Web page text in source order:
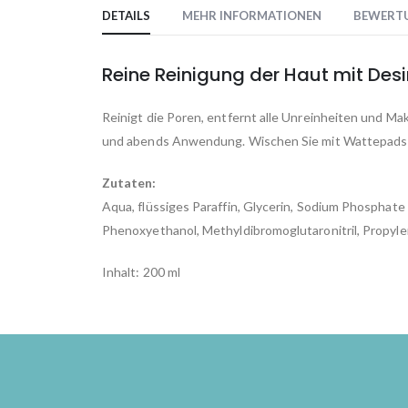
the
of
images
DETAILS
Reine Reinigung der Haut mit
Reinigt die Poren, entfernt alle Unreinheiten und
und abends Anwendung. Wischen Sie mit
Zutaten:
Aqua, flüssiges Paraffin, Glycerin, Sodium
Phenoxyethanol, Methyldibromoglutaronitril,
Inhalt: 200 ml
MEHR INFORMATIONEN